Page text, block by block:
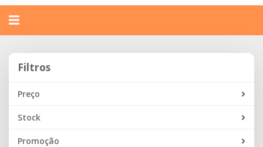
Alternar
Filtros
Filtros
Preço
Stock
Promoção